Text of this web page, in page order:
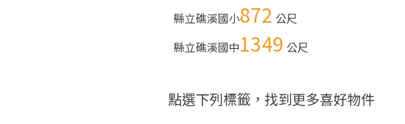
縣立礁溪國小872 公尺
縣立礁溪國中1349 公尺
點選下列標籤，找到更多喜好物件